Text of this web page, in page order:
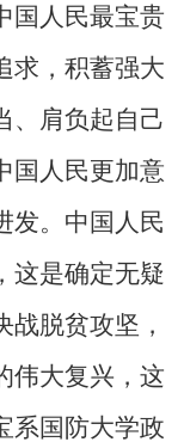
国人民最宝贵
求，积蓄强大
、肩负起自己
国人民更加意
发。中国人民
这是确定无疑
脱贫攻坚，
伟大复兴，这
系国防大学政